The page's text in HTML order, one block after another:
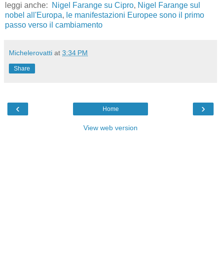
leggi anche: Nigel Farange su Cipro, Nigel Farange sul
nobel all'Europa, le manifestazioni Europee sono il primo
passo verso il cambiamento
Michelerovatti at 3:34 PM
Share
‹ ›
Home
View web version